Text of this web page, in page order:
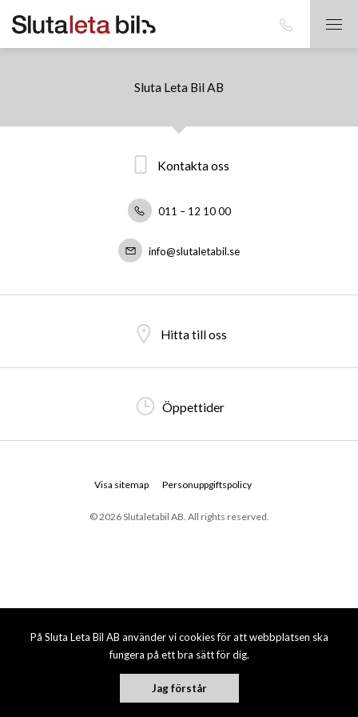
På Sluta Leta Bil AB använder vi cookies för att webbplatsen ska
fungera på ett bra sätt för dig.
Jag förstår
Sluta Leta Bil AB
Kontakta oss
011 – 12 10 00
info@slutaletabil.se
Hitta till oss
Öppettider
© 2026 Slutaletabil AB. All rights reserved.
Visa sitemap Personuppgiftspolicy